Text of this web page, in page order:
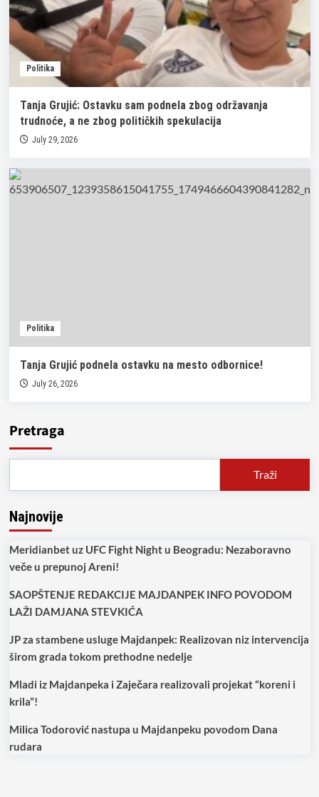
Politika
Tanja Grujić: Ostavku sam podnela zbog održavanja
trudnoće, a ne zbog političkih spekulacija
July 29, 2026
Politika
Tanja Grujić podnela ostavku na mesto odbornice!
July 26, 2026
Pretraga
Traži
Najnovije
Meridianbet uz UFC Fight Night u Beogradu: Nezaboravno
veče u prepunoj Areni!
SAOPŠTENJE REDAKCIJE MAJDANPEK INFO POVODOM
LAŽI DAMJANA STEVKIĆA
JP za stambene usluge Majdanpek: Realizovan niz intervencija
širom grada tokom prethodne nedelje
Mladi iz Majdanpeka i Zaječara realizovali projekat “koreni i
krila”!
Milica Todorović nastupa u Majdanpeku povodom Dana
rudara